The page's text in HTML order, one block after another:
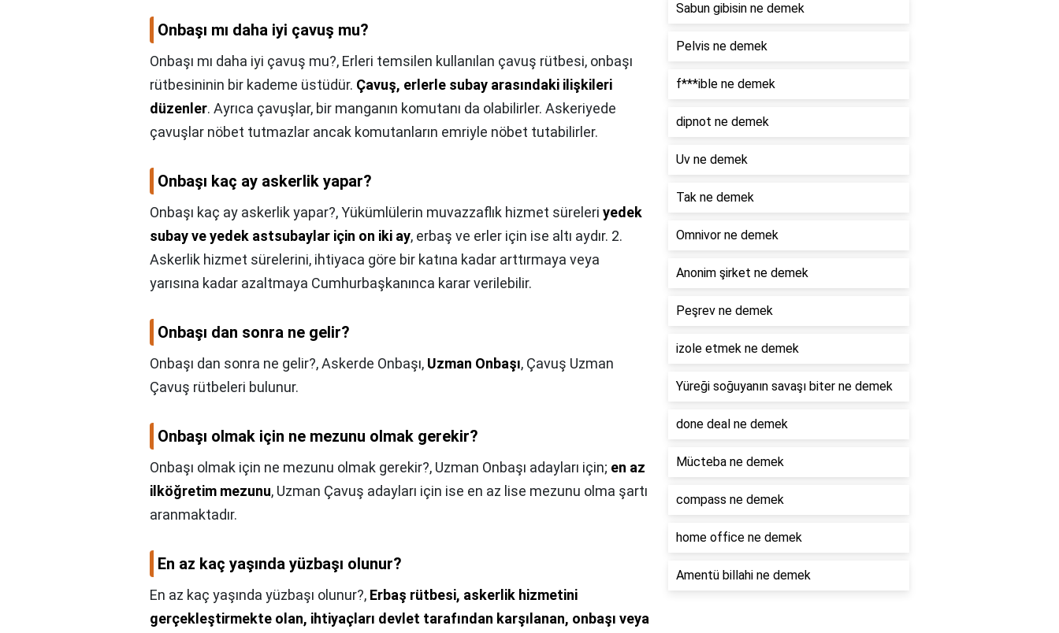
Onbaşı mı daha iyi çavuş mu?
Onbaşı mı daha iyi çavuş mu?, Erleri temsilen kullanılan çavuş rütbesi, onbaşı
rütbesininin bir kademe üstüdür. Çavuş, erlerle subay arasındaki ilişkileri
düzenler. Ayrıca çavuşlar, bir manganın komutanı da olabilirler. Askeriyede
çavuşlar nöbet tutmazlar ancak komutanların emriyle nöbet tutabilirler.
Onbaşı kaç ay askerlik yapar?
Onbaşı kaç ay askerlik yapar?,Yükümlülerin muvazzaflık hizmet süreleri yedek
subay ve yedek astsubaylar için on iki ay, erbaş ve erler için ise altı aydır. 2.
Askerlik hizmet sürelerini, ihtiyaca göre bir katına kadar arttırmaya veya
yarısına kadar azaltmaya Cumhurbaşkanınca karar verilebilir.
Onbaşı dan sonra ne gelir?
Onbaşı dan sonra ne gelir?,Askerde Onbaşı, Uzman Onbaşı, Çavuş Uzman
Çavuş rütbeleri bulunur.
Onbaşı olmak için ne mezunu olmak gerekir?
Onbaşı olmak için ne mezunu olmak gerekir?, Uzman Onbaşı adayları için; en az
ilköğretim mezunu, Uzman Çavuş adayları için ise en az lise mezunu olma şartı
aranmaktadır.
En az kaç yaşında yüzbaşı olunur?
En az kaç yaşında yüzbaşı olunur?, Erbaş rütbesi, askerlik hizmetini
gerçekleştirmekte olan, ihtiyaçları devlet tarafından karşılanan, onbaşı veya
Sabun gibisin ne demek
Pelvis ne demek
f***ible ne demek
dipnot ne demek
Uv ne demek
Tak ne demek
Omnivor ne demek
Anonim şirket ne demek
Peşrev ne demek
izole etmek ne demek
Yüreği soğuyanın savaşı biter ne demek
done deal ne demek
Mücteba ne demek
compass ne demek
home office ne demek
Amentü billahi ne demek